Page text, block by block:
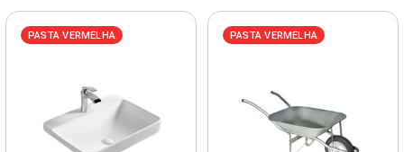
PASTA VERMELHA PASTA VERMELHA